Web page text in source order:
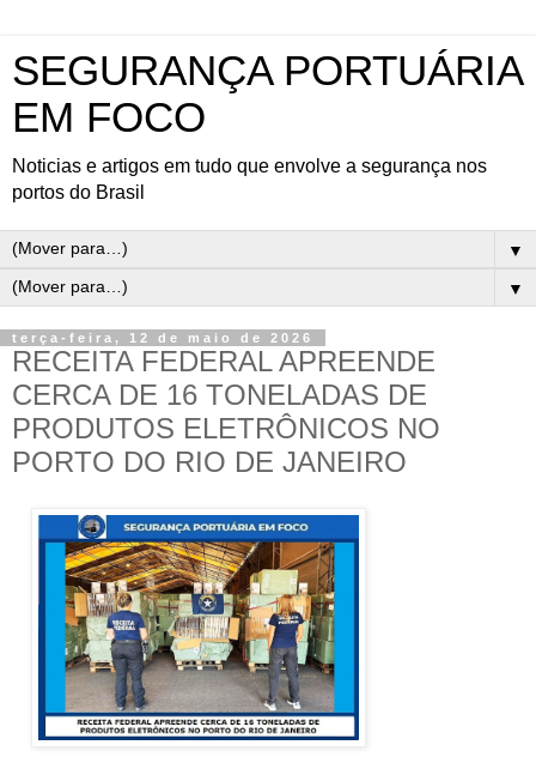
SEGURANÇA PORTUÁRIA
EM FOCO
Noticias e artigos em tudo que envolve a segurança nos
portos do Brasil
▼
▼
terça-feira, 12 de maio de 2026
RECEITA FEDERAL APREENDE
CERCA DE 16 TONELADAS DE
PRODUTOS ELETRÔNICOS NO
PORTO DO RIO DE JANEIRO